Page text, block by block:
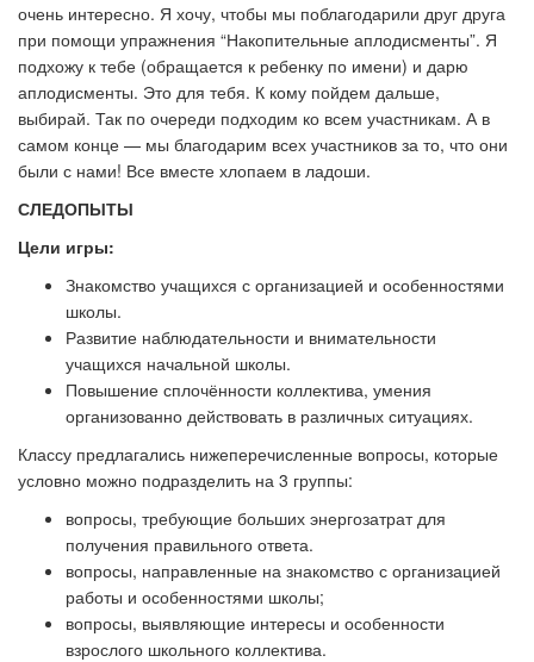
очень интересно. Я хочу, чтобы мы поблагодарили друг друга
при помощи упражнения “Накопительные аплодисменты”. Я
подхожу к тебе (обращается к ребенку по имени) и дарю
аплодисменты. Это для тебя. К кому пойдем дальше,
выбирай. Так по очереди подходим ко всем участникам. А в
самом конце — мы благодарим всех участников за то, что они
были с нами! Все вместе хлопаем в ладоши.
СЛЕДОПЫТЫ
Цели игры:
Знакомство учащихся с организацией и особенностями
школы.
Развитие наблюдательности и внимательности
учащихся начальной школы.
Повышение сплочённости коллектива, умения
организованно действовать в различных ситуациях.
Классу предлагались нижеперечисленные вопросы, которые
условно можно подразделить на 3 группы:
вопросы, требующие больших энергозатрат для
получения правильного ответа.
вопросы, направленные на знакомство с организацией
работы и особенностями школы;
вопросы, выявляющие интересы и особенности
взрослого школьного коллектива.